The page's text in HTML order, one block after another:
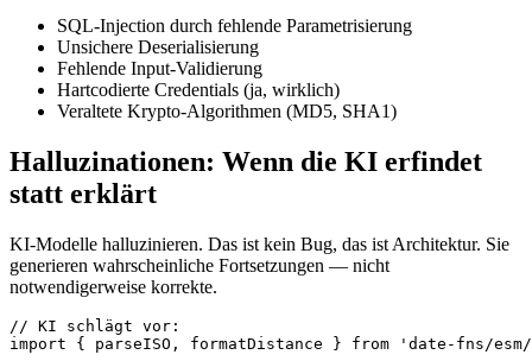
SQL-Injection durch fehlende Parametrisierung
Unsichere Deserialisierung
Fehlende Input-Validierung
Hartcodierte Credentials (ja, wirklich)
Veraltete Krypto-Algorithmen (MD5, SHA1)
Halluzinationen: Wenn die KI erfindet
statt erklärt
KI-Modelle halluzinieren. Das ist kein Bug, das ist Architektur. Sie
generieren wahrscheinliche Fortsetzungen — nicht
notwendigerweise korrekte.
// KI schlägt vor:
import { parseISO, formatDistance } from 'date-fns/